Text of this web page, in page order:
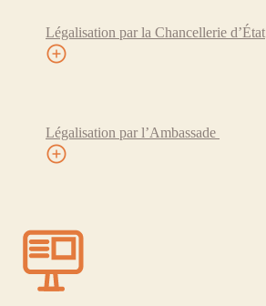
Légalisation par la Chancellerie d’État
Légalisation par l’Ambassade